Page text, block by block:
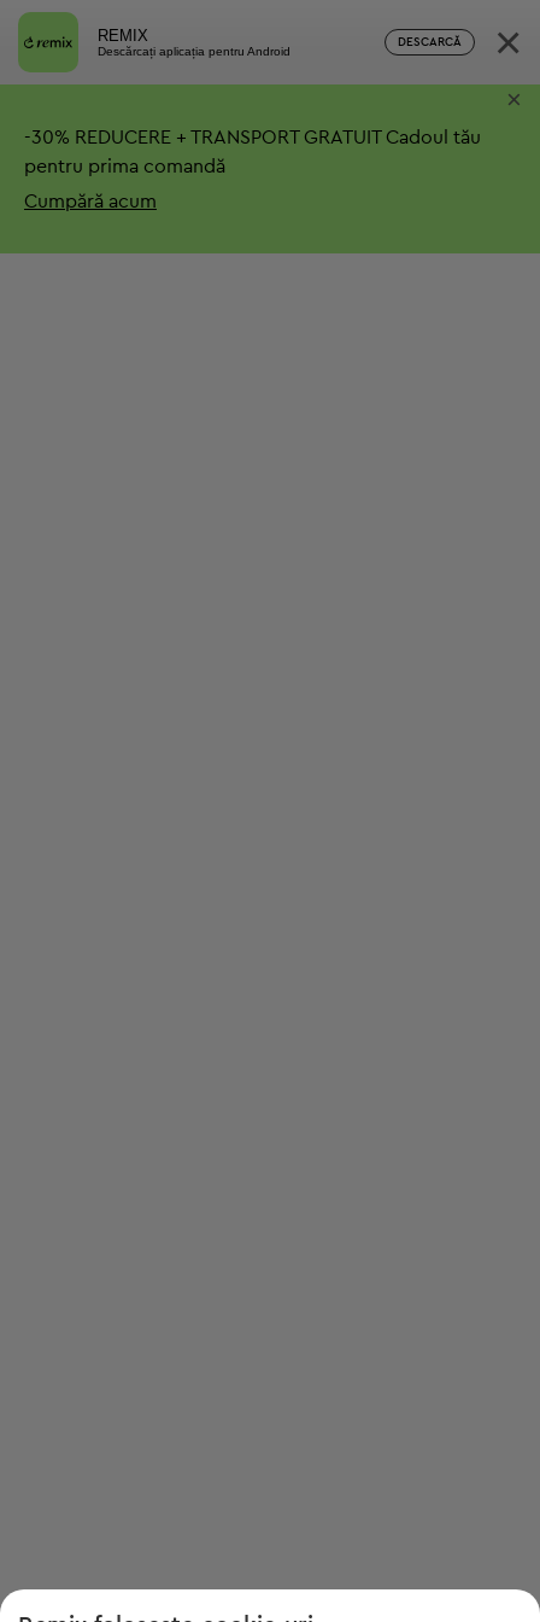
REMIX
Descărcați aplicația pentru Android
DESCARCĂ ×
-30% REDUCERE + TRANSPORT GRATUITCadoul tău
pentru prima comandă
Cumpără acum
×